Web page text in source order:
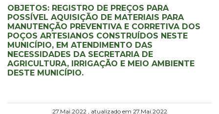
OBJETOS: REGISTRO DE PREÇOS PARA
POSSÍVEL AQUISIÇÃO DE MATERIAIS PARA
MANUTENÇÃO PREVENTIVA E CORRETIVA DOS
POÇOS ARTESIANOS CONSTRUÍDOS NESTE
MUNICÍPIO, EM ATENDIMENTO DAS
NECESSIDADES DA SECRETARIA DE
AGRICULTURA, IRRIGAÇÃO E MEIO AMBIENTE
DESTE MUNICÍPIO.
27.Mai.2022 , atualizado em 27.Mai.2022